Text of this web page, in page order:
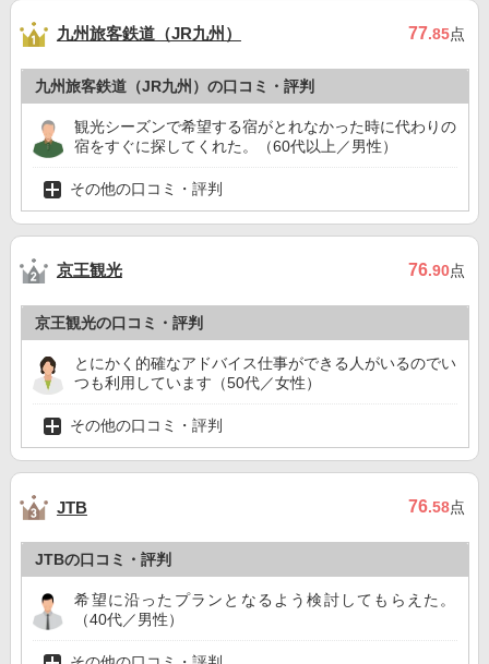
九州旅客鉄道（JR九州） 77.85点
九州旅客鉄道（JR九州）の口コミ・評判
観光シーズンで希望する宿がとれなかった時に代わりの
宿をすぐに探してくれた。（60代以上／男性）
その他の口コミ・評判
京王観光 76.90点
京王観光の口コミ・評判
とにかく的確なアドバイス仕事ができる人がいるのでい
つも利用しています（50代／女性）
その他の口コミ・評判
JTB 76.58点
JTBの口コミ・評判
希望に沿ったプランとなるよう検討してもらえた。
（40代／男性）